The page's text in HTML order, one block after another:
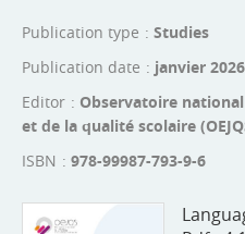
Publication type
Studies
Publication date
janvier 2026
Editor
Observatoire national
et de la qualité scolaire
ISBN
978-99987-793-9-6